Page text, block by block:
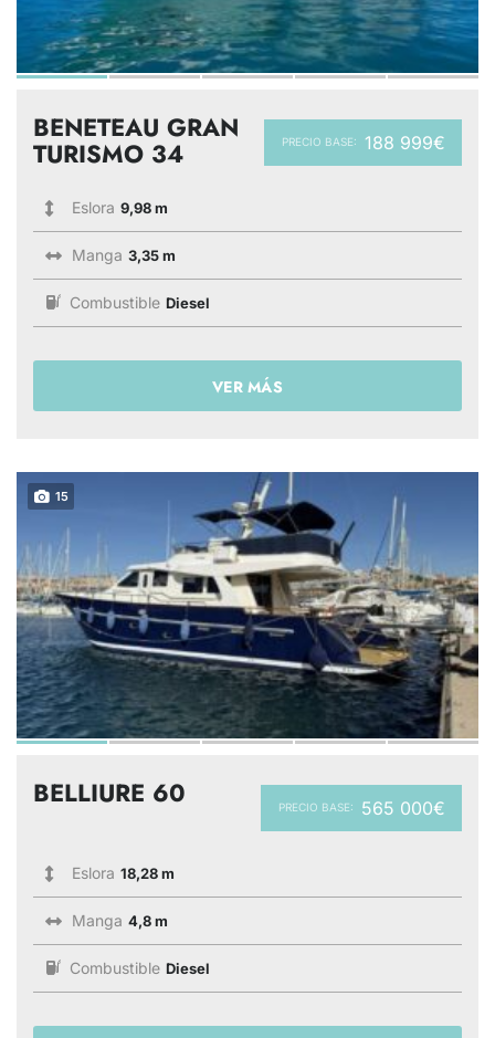
PRECIO BASE: 188 999€
BENETEAU GRAN
TURISMO 34
Eslora 9,98 m
Manga 3,35 m
Combustible Diesel
VER MÁS
15
PRECIO BASE: 565 000€
BELLIURE 60
Eslora 18,28 m
Manga 4,8 m
Combustible Diesel